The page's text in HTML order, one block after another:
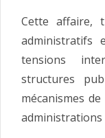
Cette affaire,
administratifs
tensions
structures
mécanismes
administrations